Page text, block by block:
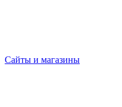
Сайты и магазины